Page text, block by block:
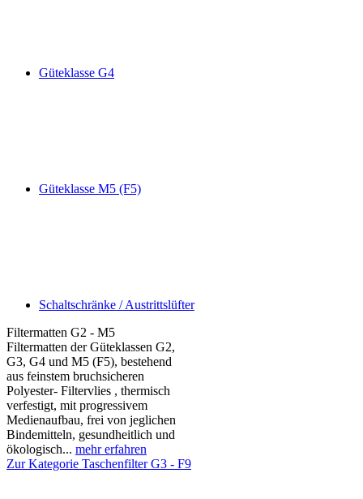
Güteklasse G4
Güteklasse M5 (F5)
Schaltschränke / Austrittslüfter
Filtermatten G2 - M5
Filtermatten der Güteklassen G2,
G3, G4 und M5 (F5), bestehend
aus feinstem bruchsicheren
Polyester- Filtervlies , thermisch
verfestigt, mit progressivem
Medienaufbau, frei von jeglichen
Bindemitteln, gesundheitlich und
ökologisch... mehr erfahren
Zur Kategorie Taschenfilter G3 - F9